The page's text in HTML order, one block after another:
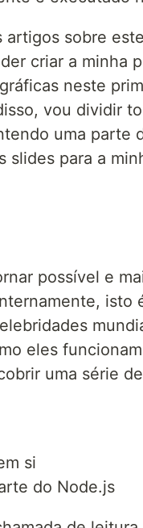
artigos sobre
criar a minha
neste
vou dividir
uma parte
slides para a
possível e
isto
eles
uma série
si
do Node.js